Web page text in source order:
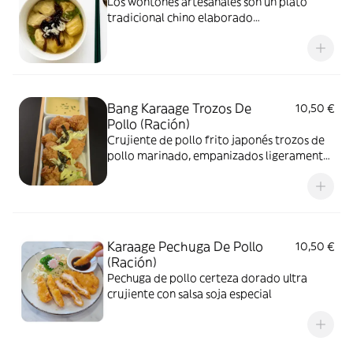
tradicional chino elaborado
Bang Karaage Trozos De
Pollo (Ración)
10,50 €
Crujiente de pollo frito japonés trozos de
pollo marinado, empanizados ligeramente
Karaage Pechuga De Pollo
(Ración)
10,50 €
Pechuga de pollo certeza dorado ultra
crujiente con salsa soja especial